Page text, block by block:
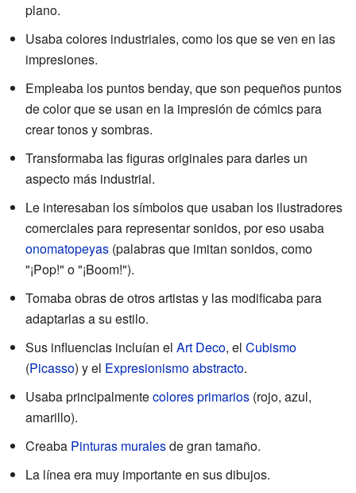
plano.
Usaba colores industriales, como los que se ven en las
impresiones.
Empleaba los puntos benday, que son pequeños puntos
de color que se usan en la impresión de cómics para
crear tonos y sombras.
Transformaba las figuras originales para darles un
aspecto más industrial.
Le interesaban los símbolos que usaban los ilustradores
comerciales para representar sonidos, por eso usaba
onomatopeyas (palabras que imitan sonidos, como
"¡Pop!" o "¡Boom!").
Tomaba obras de otros artistas y las modificaba para
adaptarlas a su estilo.
Sus influencias incluían el Art Deco, el Cubismo
(Picasso) y el Expresionismo abstracto.
Usaba principalmentecolores primarios (rojo, azul,
amarillo).
Creaba Pinturas muralesde gran tamaño.
La línea era muy importante en sus dibujos.